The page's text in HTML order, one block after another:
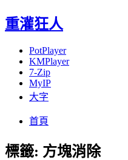
重灌狂人
PotPlayer
KMPlayer
7-Zip
MyIP
大字
首頁
標籤: 方塊消除